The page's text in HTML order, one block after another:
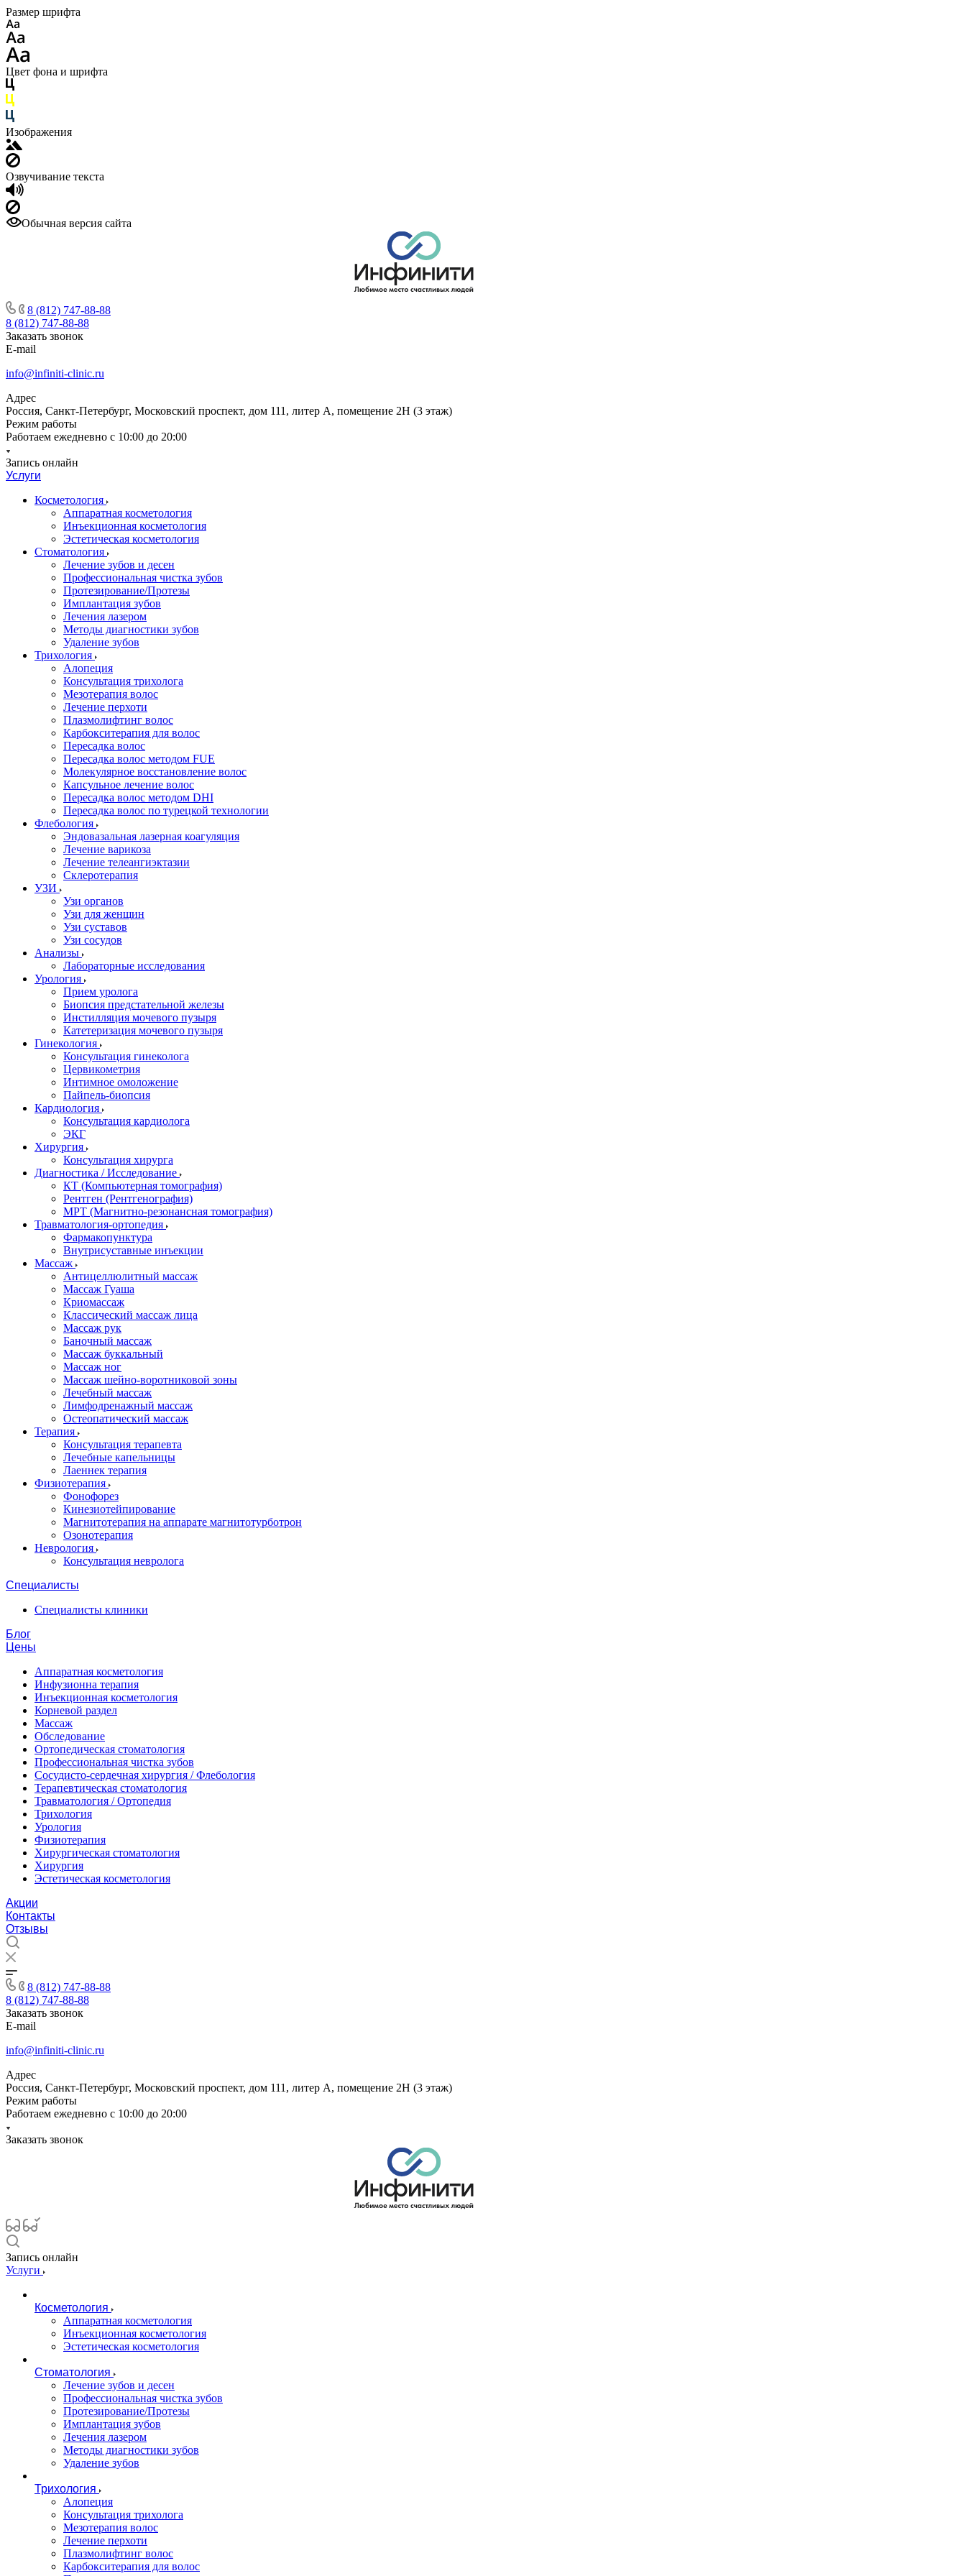
Размер шрифта
Цвет фона и шрифта
Изображения
Озвучивание текста
Обычная версия сайта
8 (812) 747-88-88
8 (812) 747-88-88
Заказать звонок
E-mail
info@infiniti-clinic.ru
Адрес
Россия, Санкт-Петербург, Московский проспект, дом 111, литер А, помещение 2Н (3 этаж)
Режим работы
Работаем ежедневно с 10:00 до 20:00
Запись онлайн
Услуги
Косметология
Аппаратная косметология
Инъекционная косметология
Эстетическая косметология
Стоматология
Лечение зубов и десен
Профессиональная чистка зубов
Протезирование/Протезы
Имплантация зубов
Лечения лазером
Методы диагностики зубов
Удаление зубов
Трихология
Алопеция
Консультация трихолога
Мезотерапия волос
Лечение перхоти
Плазмолифтинг волос
Карбокситерапия для волос
Пересадка волос
Пересадка волос методом FUE
Молекулярное восстановление волос
Капсульное лечение волос
Пересадка волос методом DHI
Пересадка волос по турецкой технологии
Флебология
Эндовазальная лазерная коагуляция
Лечение варикоза
Лечение телеангиэктазии
Склеротерапия
УЗИ
Узи органов
Узи для женщин
Узи cуставов
Узи сосудов
Анализы
Лабораторные исследования
Урология
Прием уролога
Биопсия предстательной железы
Инстилляция мочевого пузыря
Катетеризация мочевого пузыря
Гинекология
Консультация гинеколога
Цервикометрия
Интимное омоложение
Пайпель-биопсия
Кардиология
Консультация кардиолога
ЭКГ
Хирургия
Консультация хирурга
Диагностика / Исследование
КТ (Компьютерная томография)
Рентген (Рентгенография)
МРТ (Магнитно-резонансная томография)
Травматология-ортопедия
Фармакопунктура
Внутрисуставные инъекции
Массаж
Антицеллюлитный массаж
Массаж Гуаша
Криомассаж
Классический массаж лица
Массаж рук
Баночный массаж
Массаж буккальный
Массаж ног
Массаж шейно-воротниковой зоны
Лечебный массаж
Лимфодренажный массаж
Остеопатический массаж
Терапия
Консультация терапевта
Лечебные капельницы
Лаеннек терапия
Физиотерапия
Фонофорез
Кинезиотейпирование
Магнитотерапия на аппарате магнитотурботрон
Озонотерапия
Неврология
Консультация невролога
Специалисты
Специалисты клиники
Блог
Цены
Аппаратная косметология
Инфузионна терапия
Инъекционная косметология
Корневой раздел
Массаж
Обследование
Ортопедическая стоматология
Профессиональная чистка зубов
Сосудисто-сердечная хирургия / Флебология
Терапевтическая стоматология
Травматология / Ортопедия
Трихология
Урология
Физиотерапия
Хирургическая стоматология
Хирургия
Эстетическая косметология
Акции
Контакты
Отзывы
8 (812) 747-88-88
8 (812) 747-88-88
Заказать звонок
E-mail
info@infiniti-clinic.ru
Адрес
Россия, Санкт-Петербург, Московский проспект, дом 111, литер А, помещение 2Н (3 этаж)
Режим работы
Работаем ежедневно с 10:00 до 20:00
Заказать звонок
Запись онлайн
Услуги
Косметология
Аппаратная косметология
Инъекционная косметология
Эстетическая косметология
Стоматология
Лечение зубов и десен
Профессиональная чистка зубов
Протезирование/Протезы
Имплантация зубов
Лечения лазером
Методы диагностики зубов
Удаление зубов
Трихология
Алопеция
Консультация трихолога
Мезотерапия волос
Лечение перхоти
Плазмолифтинг волос
Карбокситерапия для волос